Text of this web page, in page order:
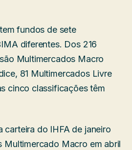
fundos de sete
diferentes. Dos 216
Multimercados Macro
81 Multimercados Livre
cinco classificações têm
carteira do IHFA de janeiro
Multimercado Macro em abril